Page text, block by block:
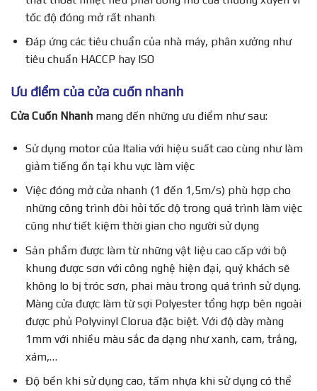
tốc độ đóng mở rất nhanh
Đáp ứng các tiêu chuẩn của nhà máy, phân xưởng như
tiêu chuẩn HACCP hay ISO
Ưu điểm của cửa cuốn nhanh
Cửa Cuốn Nhanh mang đến những ưu điểm như sau:
Sử dụng motor của Italia với hiệu suất cao cùng như làm
giảm tiếng ồn tại khu vực làm việc
Việc đóng mở cửa nhanh (1 đến 1,5m/s) phù hợp cho
những công trình đòi hỏi tốc độ trong quá trình làm việc
cũng như tiết kiệm thời gian cho người sử dụng
Sản phẩm được làm từ những vật liệu cao cấp với bộ
khung được sơn với công nghệ hiện đại, quý khách sẽ
không lo bị tróc sơn, phai màu trong quá trình sử dụng.
Màng cửa được làm từ sợi Polyester tổng hợp bên ngoài
được phủ Polyvinyl Clorua đặc biệt. Với độ dày màng
1mm với nhiều màu sắc đa dạng như xanh, cam, trắng,
xám,…
Độ bền khi sử dụng cao, tấm nhựa khi sử dụng có thể